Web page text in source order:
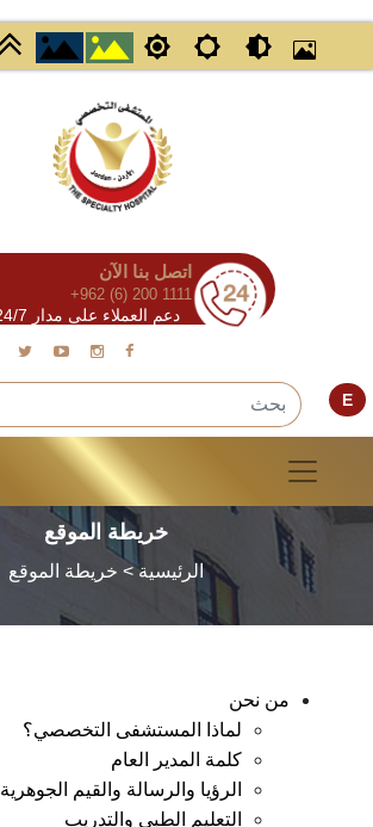
اتصل بنا الآن
+962 (6) 200 1111
دعم العملاء على مدار 24/7
E
خريطة الموقع
الرئيسية> خريطة الموقع
من نحن
لماذا المستشفى التخصصي؟
كلمة المدير العام
الرؤيا والرسالة والقيم الجوهرية
التعليم الطبي والتدريب